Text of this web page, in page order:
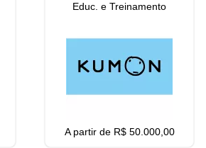
Educ. e Treinamento
A partir de R$ 50.000,00